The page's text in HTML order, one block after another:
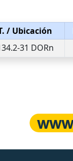
/ Ubicación
31 DORn